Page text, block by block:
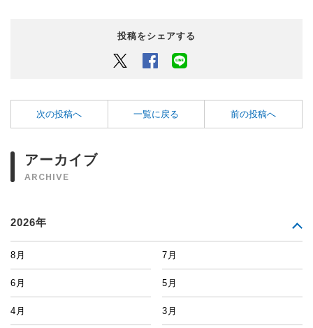
投稿をシェアする
Twitter Facebook
次の投稿へ 一覧に戻る 前の投稿へ
アーカイブ
ARCHIVE
2026年
8月 7月
6月 5月
4月 3月